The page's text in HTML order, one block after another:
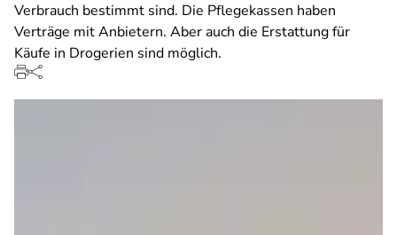
Verbrauch bestimmt sind. Die Pflegekassen haben
Verträge mit Anbietern. Aber auch die Erstattung für
Käufe in Drogerien sind möglich.